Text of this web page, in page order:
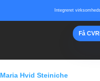
Integreret
Få CVR
Maria Hvid Steiniche